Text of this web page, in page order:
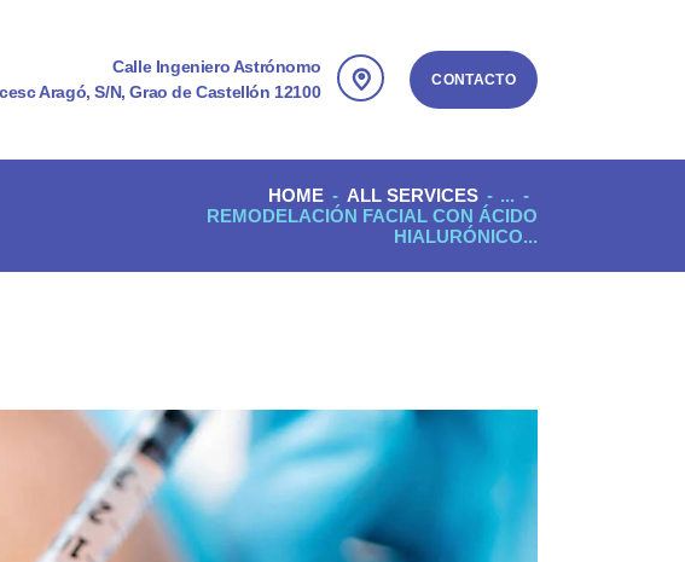
Calle Ingeniero Astrónomo
Aragó, S/N, Grao de Castellón 12100
CONTACTO
HOME ALL SERVICES
...
REMODELACIÓN FACIAL CON ÁCIDO
HIALURÓNICO...